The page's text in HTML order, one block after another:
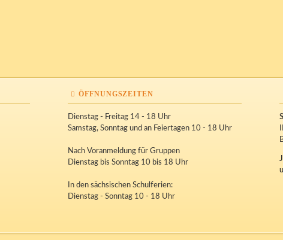
ÖFFNUNGSZEITEN
Dienstag - Freitag 14 - 18 Uhr
Samstag, Sonntag und an Feiertagen 10 - 18 Uhr
Nach Voranmeldung für Gruppen
Dienstag bis Sonntag 10 bis 18 Uhr
In den sächsischen Schulferien:
Dienstag - Sonntag 10 - 18 Uhr